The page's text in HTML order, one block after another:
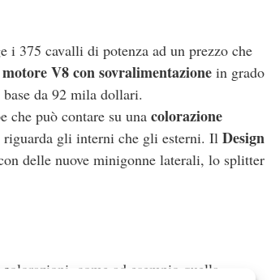
i 375 cavalli di potenza ad un prezzo che
motore V8 con sovralimentazione in grado
da 92 mila dollari.
che può contare su una colorazione
riguarda gli interni che gli esterni. Il Design
delle nuove minigonne laterali, lo splitter
come ad esempio quella